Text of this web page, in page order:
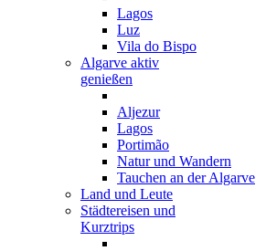
Lagos
Luz
Vila do Bispo
Algarve aktiv
genießen
Aljezur
Lagos
Portimão
Natur und Wandern
Tauchen an der Algarve
Land und Leute
Städtereisen und
Kurztrips